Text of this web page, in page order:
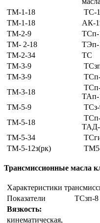
ТМ-1-18
ТС-
ТМ-1-18
АК-
ТМ-2-9
ТМ- 2-18
ТЭп-
ТМ-2-34
ТС
ТМ-3-9
ТМ-3-9
ТМ-3-18
ТАп-
ТМ-5-9
ТМ-5-18
ТАД-
ТМ-5-34
ТМ-5-12з(рк)
Трансмиссионные масла
Характеристики
Показатели
ТСзп-8
Вязкость:
кинематическая,